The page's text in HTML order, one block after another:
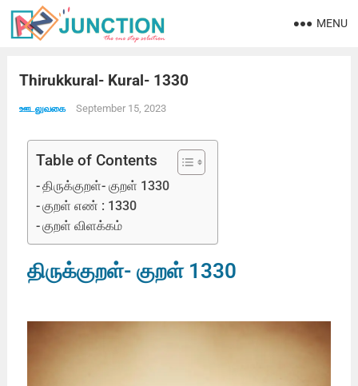
MENU
Thirukkural- Kural- 1330
ஊடலுவகை September 15, 2023
Table of Contents
திருக்குறள்- குறள் 1330
குறள் எண் : 1330
குறள் விளக்கம்
திருக்குறள்- குறள் 1330